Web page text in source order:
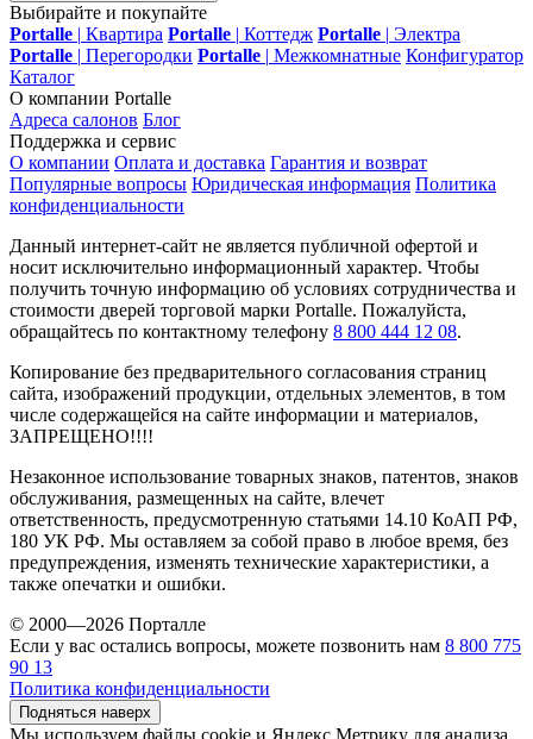
Выбирайте и покупайте
Portalle | Квартира Portalle | Коттедж Portalle | Электра
Portalle | Перегородки Portalle | Межкомнатные Конфигуратор
Каталог
О компании Portalle
Адреса салонов Блог
Поддержка и сервис
О компании Оплата и доставка Гарантия и возврат
Популярные вопросы Юридическая информация Политика
конфиденциальности
Данный интернет-сайт не является публичной офертой и
носит исключительно информационный характер. Чтобы
получить точную информацию об условиях сотрудничества и
стоимости дверей торговой марки Portalle. Пожалуйста,
обращайтесь по контактному телефону 8 800 444 12 08.
Копирование без предварительного согласования страниц
сайта, изображений продукции, отдельных элементов, в том
числе содержащейся на сайте информации и материалов,
ЗАПРЕЩЕНО!!!!
Незаконное использование товарных знаков, патентов, знаков
обслуживания, размещенных на сайте, влечет
ответственность, предусмотренную статьями 14.10 КоАП РФ,
180 УК РФ. Мы оставляем за собой право в любое время, без
предупреждения, изменять технические характеристики, а
также опечатки и ошибки.
© 2000—2026 Порталле
Если у вас остались вопросы, можете позвонить нам 8 800 775
90 13
Политика конфиденциальности
Подняться наверх
Мы используем файлы cookie и Яндекс.Метрику для анализа